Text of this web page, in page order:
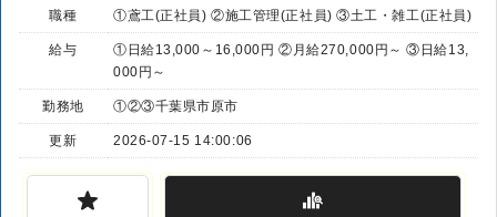
職種 ①鳶工(正社員) ②施工管理(正社員) ③土工・雑工(正社員)
給与
①日給13,000～16,000円 ②月給270,000円～ ③日給13,
000円～
勤務地 ①②③千葉県市原市
更新 2026-07-15 14:00:06